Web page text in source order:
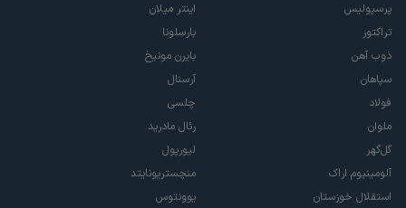
پرسپولیس
تراکتور
ذوب آهن
سپاهان
فولاد
ملوان
گل‌گهر
آلومینیوم اراک
استقلال خوزستان
اینتر میلان
بارسلونا
بایرن مونیخ
آرسنال
چلسی
رئال مادرید
لیورپول
منچستریونایتد
یوونتوس